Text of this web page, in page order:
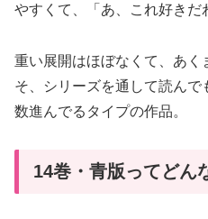
やすくて、「あ、これ好きだ
重い展開はほぼなくて、あく
そ、シリーズを通して読ん
数進んでるタイプの作品。
14巻・青版ってどん